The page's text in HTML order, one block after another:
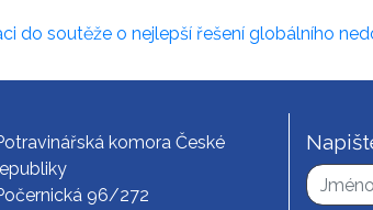
do soutěže o nejlepší řešení globálního
komora České
96/272